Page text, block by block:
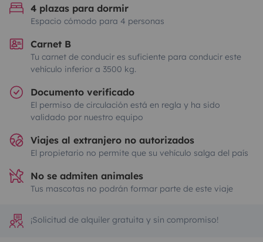
4 plazas para dormir
Espacio cómodo para 4 personas
Carnet B
Tu carnet de conducir es suficiente para conducir este
vehículo inferior a 3500 kg.
Documento verificado
El permiso de circulación está en regla y ha sido
validado por nuestro equipo
Viajes al extranjero no autorizados
El propietario no permite que su vehículo salga del país
No se admiten animales
Tus mascotas no podrán formar parte de este viaje
¡Solicitud de alquiler gratuita y sin compromiso!